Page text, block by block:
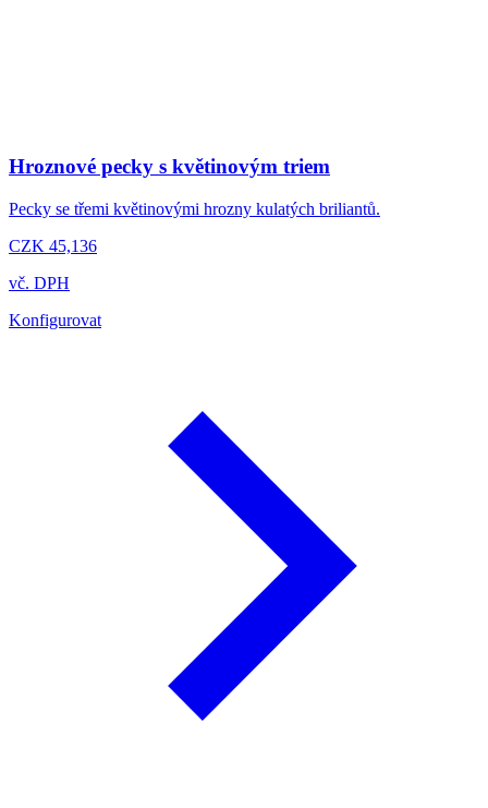
Hroznové pecky s květinovým triem
Pecky se třemi květinovými hrozny kulatých briliantů.
CZK 45,136
vč. DPH
Konfigurovat